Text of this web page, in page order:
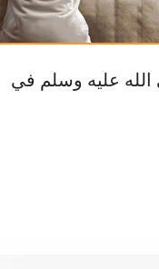
عليه وسلم في